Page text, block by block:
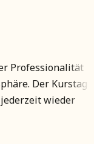
Professionalität
Der Kurstag
wieder